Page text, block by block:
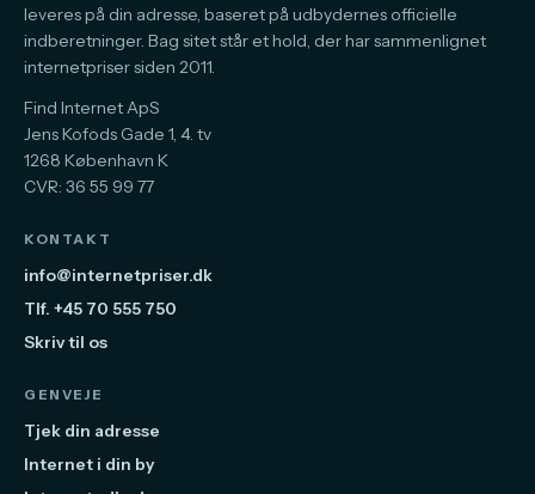
leveres på din adresse, baseret på udbydernes officielle
indberetninger. Bag sitet står et hold, der har sammenlignet
internetpriser siden 2011.
Find Internet ApS
Jens Kofods Gade 1, 4. tv
1268 København K
CVR: 36 55 99 77
KONTAKT
info@internetpriser.dk
Tlf. +45 70 555 750
Skriv til os
GENVEJE
Tjek din adresse
Internet i din by